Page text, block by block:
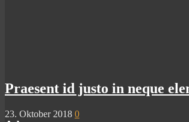
Praesent id justo in neque
23. Oktober 2018 0